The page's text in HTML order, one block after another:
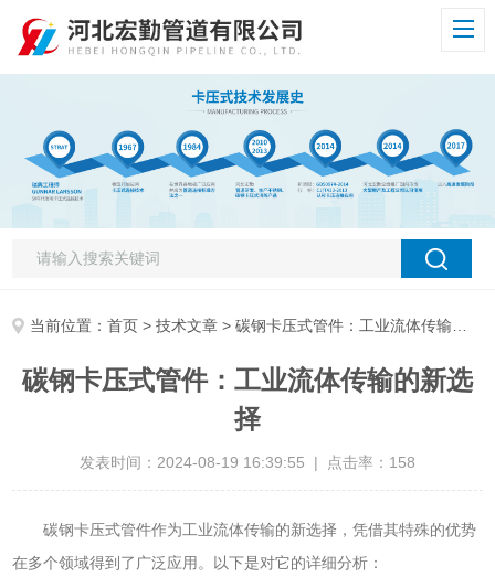
当前位置：首页 >技术文章 > 碳钢卡压式管件：工业流体传输的新选择
碳钢卡压式管件：工业流体传输的新选
择
发表时间：2024-08-19 16:39:55 | 点击率：158
碳钢卡压式管件作为工业流体传输的新选择，凭借其特殊的优势
在多个领域得到了广泛应用。以下是对它的详细分析：